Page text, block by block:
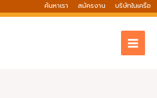
ค้นหาเรา สมัครงาน บริษัทในเครือ